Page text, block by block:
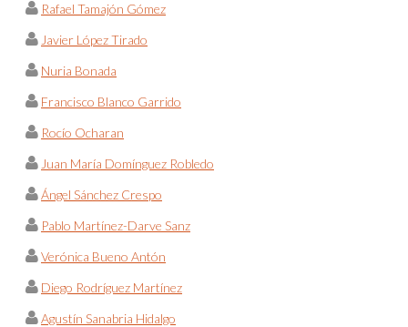
Rafael Tamajón Gómez
Javier López Tirado
Nuria Bonada
Francisco Blanco Garrido
Rocío Ocharan
Juan María Domínguez Robledo
Ángel Sánchez Crespo
Pablo Martínez-Darve Sanz
Verónica Bueno Antón
Diego Rodríguez Martínez
Agustín Sanabria Hidalgo